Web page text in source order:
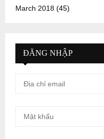
March 2018 (45)
ĐĂNG NHẬP